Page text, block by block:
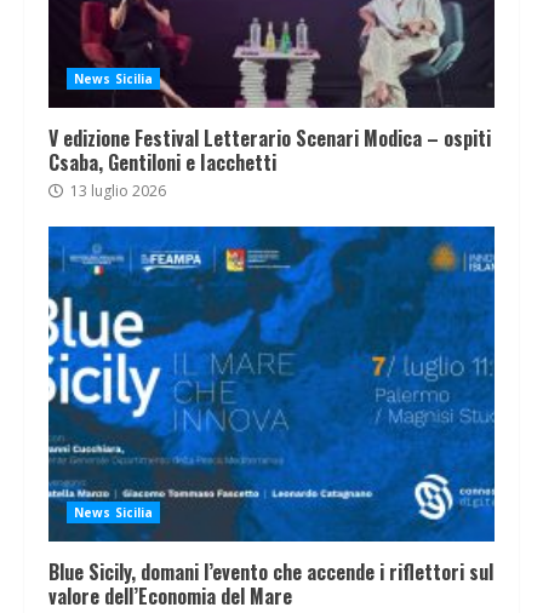
News Sicilia
V edizione Festival Letterario Scenari Modica – ospiti
Csaba, Gentiloni e Iacchetti
13 luglio 2026
News Sicilia
Blue Sicily, domani l’evento che accende i riflettori sul
valore dell’Economia del Mare